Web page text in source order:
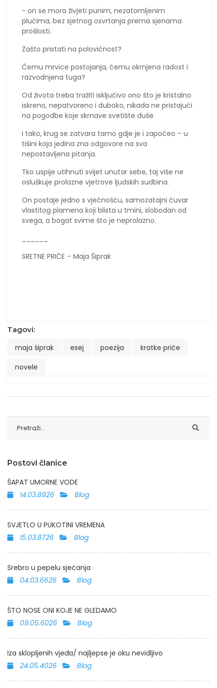
- on se mora živjeti punim, nezatomljenim
plućima, bez sjetnog osvrtanja prema sjenama
prošlosti.
Zašto pristati na polovičnost?
Čemu mrvice postojanja, čemu okrnjena radost i
razvodnjena tuga?
Od života treba tražiti isključivo ono što je kristalno
iskreno, nepatvoreno i duboko, nikada ne pristajući
na pogodbe koje skrnave svetište duše.
​I tako, krug se zatvara tamo gdje je i započeo – u
tišini koja jedina zna odgovore na sva
nepostavljena pitanja.
Tko uspije utihnuti svijet unutar sebe, taj više ne
osluškuje prolazne vjetrove ljudskih sudbina.
On postaje jedno s vječnošću, samozatajni čuvar
vlastitog plamena koji blista u tmini, slobodan od
svega, a bogat svime što je neprolazno.
SRETNE PRIČE – Maja Šiprak
Tagovi:
maja šiprak esej poezija
kratke priče
novele
Postovi članice
ŠAPAT UMORNE VODE
14.03.8926
Blog
SVJETLO U PUKOTINI VREMENA
15.03.8726
Blog
Srebro u pepelu sjećanja
04.03.6626
Blog
ŠTO NOSE ONI KOJE NE GLEDAMO
09.05.6026
Blog
Iza sklopljenih vjeđa/ najljepse je oku nevidljivo
24.05.4026
Blog